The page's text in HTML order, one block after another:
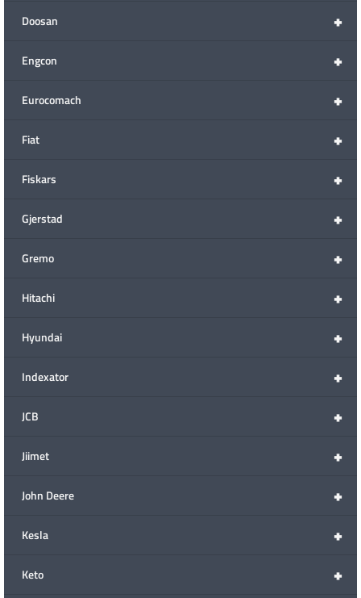
+
Doosan
+
Engcon
+
Eurocomach
+
Fiat
+
Fiskars
+
Gjerstad
+
Gremo
+
Hitachi
+
Hyundai
+
Indexator
+
JCB
+
Jiimet
+
John Deere
+
Kesla
+
Keto